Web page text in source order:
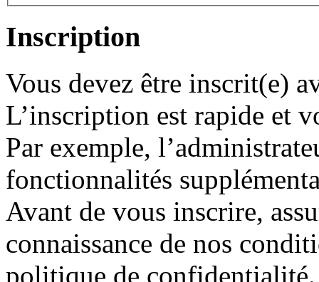
Inscription
Vous devez être inscrit(e)
L’inscription est rapide et
Par exemple,
fonctionnalités
Avant de vous inscrire,
connaissance de nos
politique de